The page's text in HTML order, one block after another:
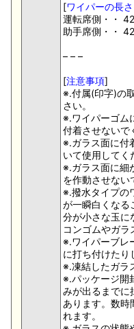
[ワイパーの長
運転席側・・
助手席側・・
– – –
[注意事項]
※.付属(印字)の
さい。
※.ワイパーゴム
付着させないで
※.ガラス面に付
いて使用してく
※.ガラス面に細
を作動させない
※.撥水タイプの
が一瞬白くなる
分が小さな玉に
コンゴムやガラ
※.ワイパーブレ
に打ち付けたり
※.凍結したガラ
※.パッケージ開
みが出るまでに
あります。数時
れます。